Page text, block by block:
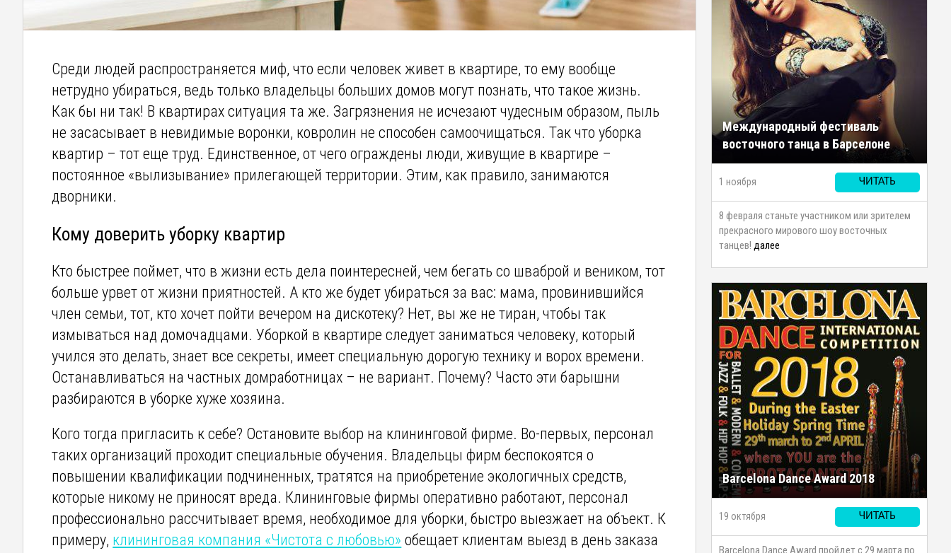
Среди людей распространяется миф, что если человек живет в квартире, то ему вообще
нетрудно убираться, ведь только владельцы больших домов могут познать, что такое жизнь.
Как бы ни так! В квартирах ситуация та же. Загрязнения не исчезают чудесным образом, пыль
не засасывает в невидимые воронки, ковролин не способен самоочищаться. Так что уборка
квартир – тот еще труд. Единственное, от чего ограждены люди, живущие в квартире –
постоянное «вылизывание» прилегающей территории. Этим, как правило, занимаются
дворники.
Кому доверить уборку квартир
Кто быстрее поймет, что в жизни есть дела поинтересней, чем бегать со шваброй и веником, тот
больше урвет от жизни приятностей. А кто же будет убираться за вас: мама, провинившийся
член семьи, тот, кто хочет пойти вечером на дискотеку? Нет, вы же не тиран, чтобы так
измываться над домочадцами. Уборкой в квартире следует заниматься человеку, который
учился это делать, знает все секреты, имеет специальную дорогую технику и ворох времени.
Останавливаться на частных домработницах – не вариант. Почему? Часто эти барышни
разбираются в уборке хуже хозяина.
Кого тогда пригласить к себе? Остановите выбор на клининговой фирме. Во-первых, персонал
таких организаций проходит специальные обучения. Владельцы фирм беспокоятся о
повышении квалификации подчиненных, тратятся на приобретение экологичных средств,
которые никому не приносят вреда. Клининговые фирмы оперативно работают, персонал
профессионально рассчитывает время, необходимое для уборки, быстро выезжает на объект. К
примеру, клининговая компания «Чистота с любовью» обещает клиентам выезд в день заказа
Международный фестиваль
восточного танца в Барселоне
ЧИТАТЬ
1 ноября
8 февраля станьте участником или зрителем
прекрасного мирового шоу восточных
танцев! далее
Barcelona Dance Award 2018
ЧИТАТЬ
19 октября
Barcelona Dance Award пройдет с 29 марта по